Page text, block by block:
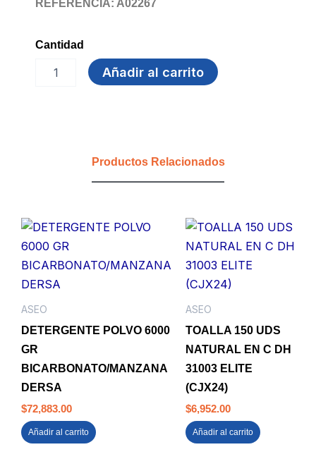
REFERENCIA: A02267
Cantidad
Añadir al carrito
Productos Relacionados
ASEO
DETERGENTE POLVO 6000
GR
BICARBONATO/MANZANA
DERSA
$72,883.00
Añadir al carrito
ASEO
TOALLA 150 UDS
NATURAL EN C DH
31003 ELITE
(CJX24)
$6,952.00
Añadir al carrito